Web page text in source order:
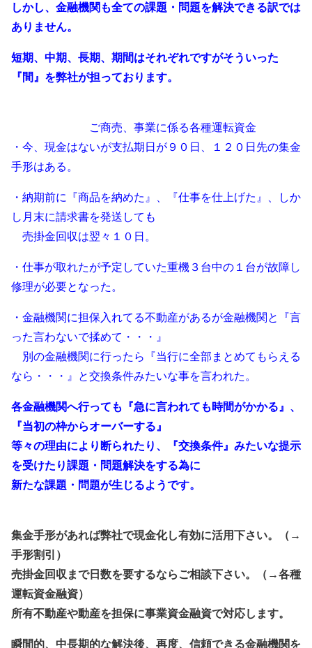
しかし、金融機関も全ての課題・問題を解決できる訳では
ありません。
短期、中期、長期、期間はそれぞれですがそういった
『間』を弊社が担っております。
ご商売、事業に係る各種運転資金
・今、現金はないが支払期日が９０日、１２０日先の集金
手形はある。
・納期前に『商品を納めた』、『仕事を仕上げた』、しか
し月末に請求書を発送しても
売掛金回収は翌々１０日。
・仕事が取れたが予定していた重機３台中の１台が故障し
修理が必要となった。
・金融機関に担保入れてる不動産があるが金融機関と『言
った言わないで揉めて・・・』
別の金融機関に行ったら『当行に全部まとめてもらえる
なら・・・』と交換条件みたいな事を言われた。
各金融機関へ行っても『急に言われても時間がかかる』、
『当初の枠からオーバーする』
等々の理由により 断られたり、『交換条件』みたいな提示
を受けたり課題・問題解決をする為に
新たな課題・問題が生じるようです。
集金手形があれば弊社で現金化し有効に活用下さい。（→
手形割引）
売掛金回収まで日数を要するならご相談下さい。（→各種
運転資金融資）
所有不動産や動産を担保に事業資金融資で対応します。
瞬間的、中長期的な解決後、再度、信頼できる金融機関を